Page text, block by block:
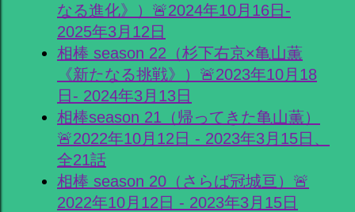
なる進化》）🚨2024年10月16日-
2025年3月12日
相棒 season 22（杉下右京×亀山薫
《新たなる挑戦》）🚨2023年10月18
日- 2024年3月13日
相棒season 21（帰ってきた亀山薫）
🚨2022年10月12日 - 2023年3月15日、
全21話
相棒 season 20（さらば冠城亘）🚨
2022年10月12日 - 2023年3月15日